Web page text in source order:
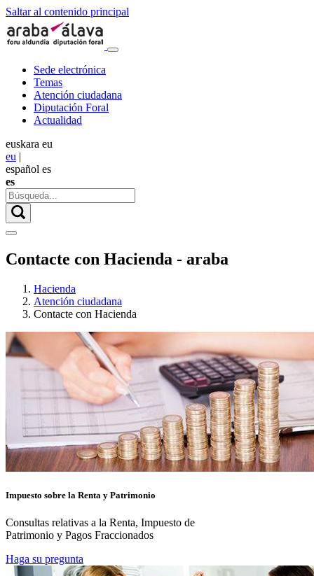
Saltar al contenido principal
Sede electrónica
Temas
Atención ciudadana
Diputación Foral
Actualidad
euskara eu
eu |
español es
es
Contacte con Hacienda - araba
Hacienda
Atención ciudadana
Contacte con Hacienda
Impuesto sobre la Renta y Patrimonio
Consultas relativas a la Renta, Impuesto de
Patrimonio y Pagos Fraccionados
Haga su pregunta